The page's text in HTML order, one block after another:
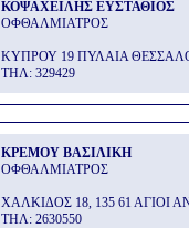
ΚΟΨΑΧΕΙΛΗΣ ΕΥΣΤΑΘΙΟΣ
ΟΦΘΑΛΜΙΑΤΡΟΣ
ΚΥΠΡΟΥ 19 ΠΥΛΑΙΑ
THΛ: 329429
ΚΡΕΜΟΥ ΒΑΣΙΛΙΚΗ
ΟΦΘΑΛΜΙΑΤΡΟΣ
ΧΑΛΚΙΔΟΣ 18, 135 61 ΑΓΙΟΙ
THΛ: 2630550